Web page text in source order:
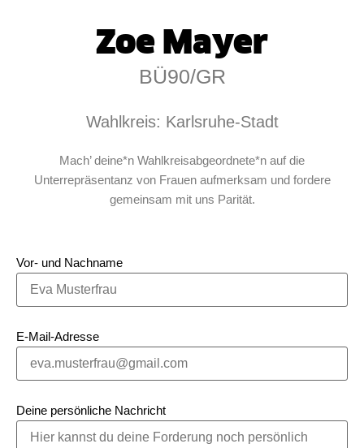
Zoe Mayer
BÜ90/GR
Wahlkreis: Karlsruhe-Stadt
Mach’ deine*n Wahlkreisabgeordnete*n auf die
Unterrepräsentanz von Frauen aufmerksam und fordere
gemeinsam mit uns Parität.
Vor- und Nachname
E-Mail-Adresse
Deine persönliche Nachricht